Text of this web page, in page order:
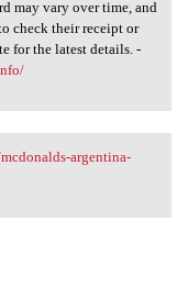
may vary over time, and
check their receipt or
for the latest details. -
argentina-